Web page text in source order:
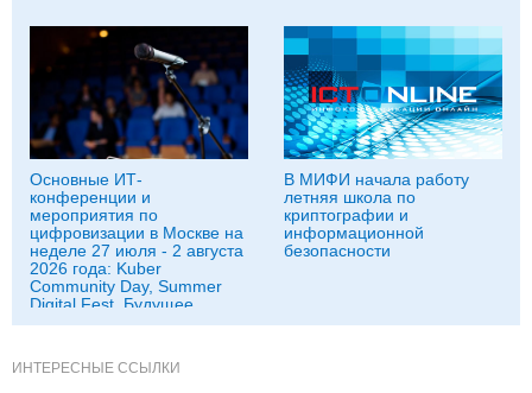
Основные ИТ-
конференции и
мероприятия по
цифровизации в Москве на
неделе 27 июля - 2 августа
2026 года: Kuber
Community Day, Summer
Digital Fest, Будущее
исследований в
В МИФИ начала работу
летняя школа по
криптографии и
информационной
безопасности
ИНТЕРЕСНЫЕ ССЫЛКИ